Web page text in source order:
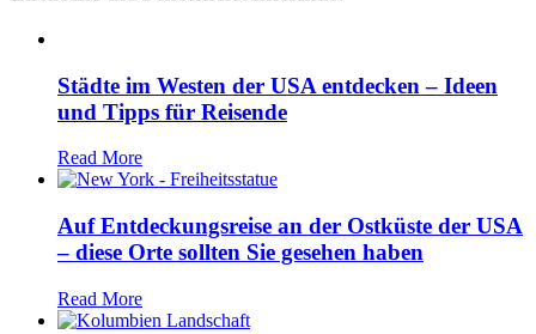
Städte im Westen der USA entdecken – Ideen
und Tipps für Reisende
Read More
Auf Entdeckungsreise an der Ostküste der USA
– diese Orte sollten Sie gesehen haben
Read More